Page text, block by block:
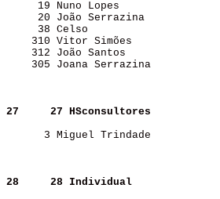
19 Nuno Lopes
20 João Serrazina
38 Celso
310 Vitor Simões
312 João Santos
305 Joana Serrazina
27 27
3 Miguel Trindade
28 28